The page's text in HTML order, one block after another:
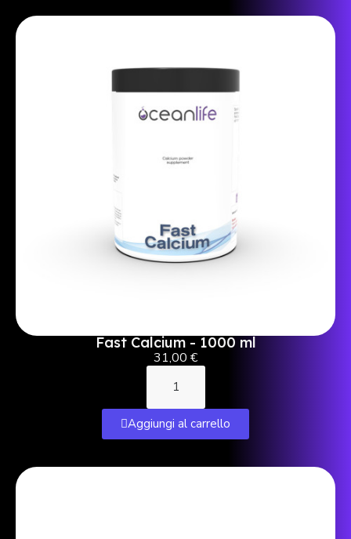
Fast Calcium - 1000 ml
31,00 €
Aggiungi al carrello